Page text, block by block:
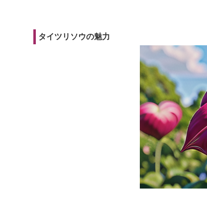
タイツリソウの魅力